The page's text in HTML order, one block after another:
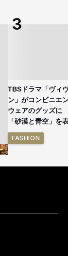
TBSドラマ「ヴィ
ン」がコンビニエ
ウェアのグッズ
「砂漠と青空」を
FASHION